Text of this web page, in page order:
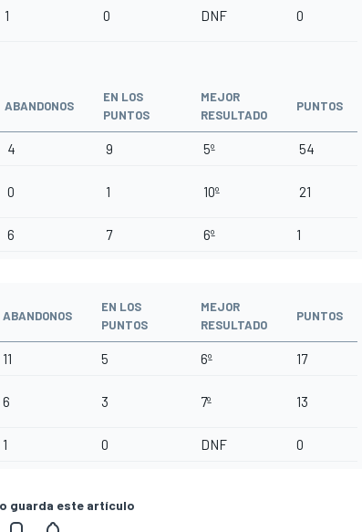
1 0 DNF 0
ABANDONOS
EN LOS
PUNTOS
MEJOR
RESULTADO
PUNTOS
4 9 5º 54
0 1 10º 21
6 7 6º 1
ABANDONOS
EN LOS
PUNTOS
MEJOR
RESULTADO
PUNTOS
11 5 6º 17
6 3 7º 13
1 0 DNF 0
guarda este artículo